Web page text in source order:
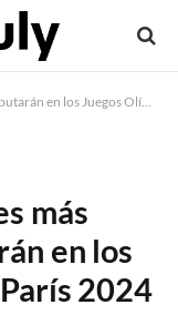
Olímpicos de París 2024
más
en los
2024